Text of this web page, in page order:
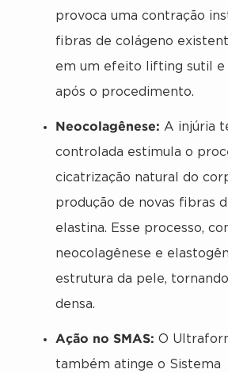
provoca uma contração
fibras de colágeno
em um efeito lifting sutil e
após o procedimento.
Neocolagênese: A injúria
controlada estimula o
cicatrização natural do
produção de novas fibras
elastina. Esse processo,
neocolagênese e
estrutura da pele,
densa.
Ação no SMAS: O
também atinge o Sistema